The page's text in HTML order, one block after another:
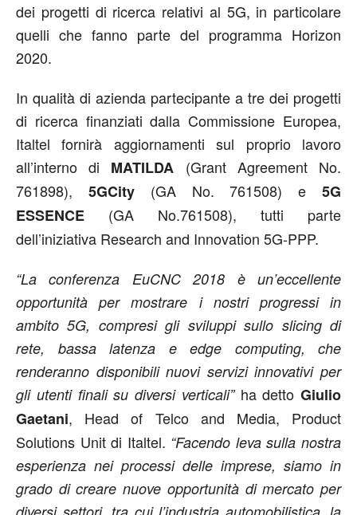
dei progetti di ricerca relativi al 5G, in particolare
quelli che fanno parte del programma Horizon
2020.
In qualità di azienda partecipante a tre dei progetti
di ricerca finanziati dalla Commissione Europea,
Italtel fornirà aggiornamenti sul proprio lavoro
all’interno di MATILDA (Grant Agreement No.
761898), 5GCity(GA No. 761508) e5G
ESSENCE (GA No.761508), tutti parte
dell’iniziativa Research and Innovation 5G-PPP.
“La conferenza EuCNC 2018 è un’eccellente
opportunità per mostrare i nostri progressi in
ambito 5G, compresi gli sviluppi sullo slicing di
rete, bassa latenza e edge computing, che
renderanno disponibili nuovi servizi innovativi per
gli utenti finali su diversi verticali”ha detto Giulio
Gaetani, Head of Telco and Media, Product
Solutions Unit di Italtel. “Facendo leva sulla nostra
esperienza nei processi delle imprese, siamo in
grado di creare nuove opportunità di mercato per